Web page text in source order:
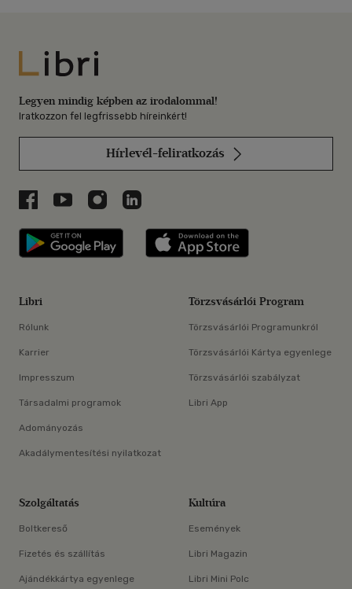
Libri
Legyen mindig képben az irodalommal!
Iratkozzon fel legfrissebb híreinkért!
Hírlevél-feliratkozás
Libri a Facebookon
Libri a Youtube-on
Libri az Instagramon
Libri a LinkedInen
Libri applikáció Szerezd meg: Google
Libri
Rólunk
Karrier
Impresszum
Társadalmi programok
Adományozás
Akadálymentesítési nyilatkozat
Törzsvásárlói Program
Törzsvásárlói Programunkról
Törzsvásárlói Kártya egyenlege
Törzsvásárlói szabályzat
Libri App
Szolgáltatás
Boltkereső
Fizetés és szállítás
Ajándékkártya egyenlege
Kultúra
Események
Libri Magazin
Libri Mini Polc